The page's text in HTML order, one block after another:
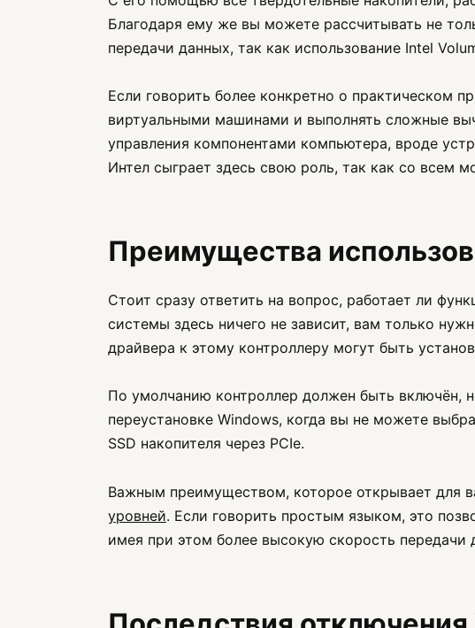
Благодаря ему же вы можете рассчитывать не
передачи данных, так как использование Intel
Если говорить более конкретно о практическом
виртуальными машинами и выполнять сложные
управления компонентами компьютера, вроде
Интел сыграет здесь свою роль, так как со всем
Преимущества
Стоит сразу ответить на вопрос, работает ли
системы здесь ничего не зависит, вам только
драйвера к этому контроллеру могут быть
По умолчанию контроллер должен быть включён,
переустановке Windows, когда вы не можете
SSD накопителя через PCIe.
Важным преимуществом, которое открывает для
уровней. Если говорить простым языком, это
имея при этом более высокую скорость